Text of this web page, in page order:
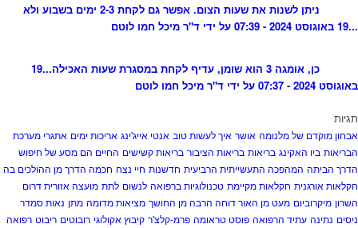
ניתן לשנות את שעות הצום. אפשר גם לקחת 2-3 ימים בשבוע ולא
...19 באוגוסט 2024 - 07:39 על ידי ד"ר מיכל חמו לוטם
כן, אומגה 3 הוא שומן, עדיף לקחת במסגרת שעות האכילה...
19
באוגוסט 2024 - 07:37 על ידי ד"ר מיכל חמו לוטם
תגיות
אבחון מוקדם של מלנומה אושר איך לעשות טוב אנטי אייג'ינג אריכות ימים אתגרי מערכת
הבריאות ביו האקינג בריאות בריאות הציבור בריאות קשישים החיים הם מסע של חיפוש
הדרך הביתה המהפכה התעשייתית הרביעית חדשנות חיי נצח חכמה הדרך מן ההולכים בה
חקלאות אורגנית חקלאות מקיימת טכנולוגיות ברפואה לנשום לתת מועצה אזורית דרום
השרון מיקרוביום מעט מן האור דוחה הרבה מן החושך מציאות מדומה מתן נאות סמדר
ניסים נתינה עתיד הרפואה פוסט טראומה פרמ-קלצ'ר קיבוץ אקולוגי רובוטים ריבוט רפואה